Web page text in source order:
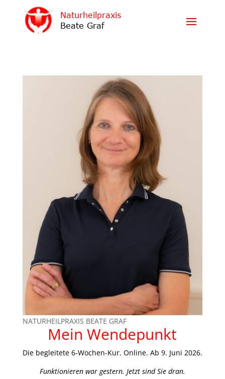
NATURHEILPRAXIS BEATE GRAF
Mein Wendepunkt
Die begleitete 6-Wochen-Kur. Online. Ab 9. Juni 2026.
Funktionieren war gestern. Jetzt sind Sie dran.